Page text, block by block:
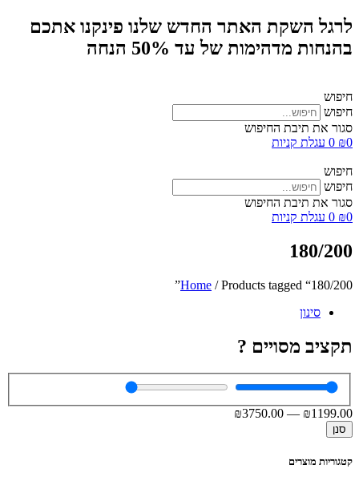
לרגל השקת האתר החדש שלנו פינקנו אתכם
בהנחות מדהימות של עד 50% הנחה
חיפוש
חיפוש
סגור את תיבת החיפוש
₪0
0 עגלת קניות
חיפוש
חיפוש
סגור את תיבת החיפוש
₪0
0 עגלת קניות
180/200
Home / Products tagged “180/200”
סינון
תקציב מסויים ?
₪1199.00
—
₪3750.00
סנן
קטגוריות מוצרים